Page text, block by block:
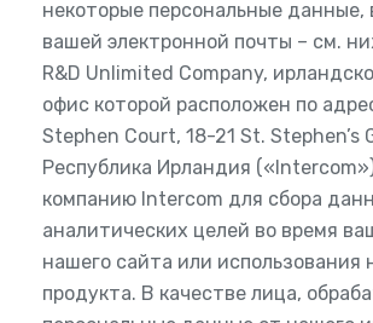
некоторые персональные данные,
вашей электронной почты – см.
R&D Unlimited Company,
офис которой расположен по
Stephen Court, 18-21 St. Stephen’s
Республика Ирландия
компанию Intercom для сбора
аналитических целей во время
нашего сайта или использования
продукта. В качестве лица,